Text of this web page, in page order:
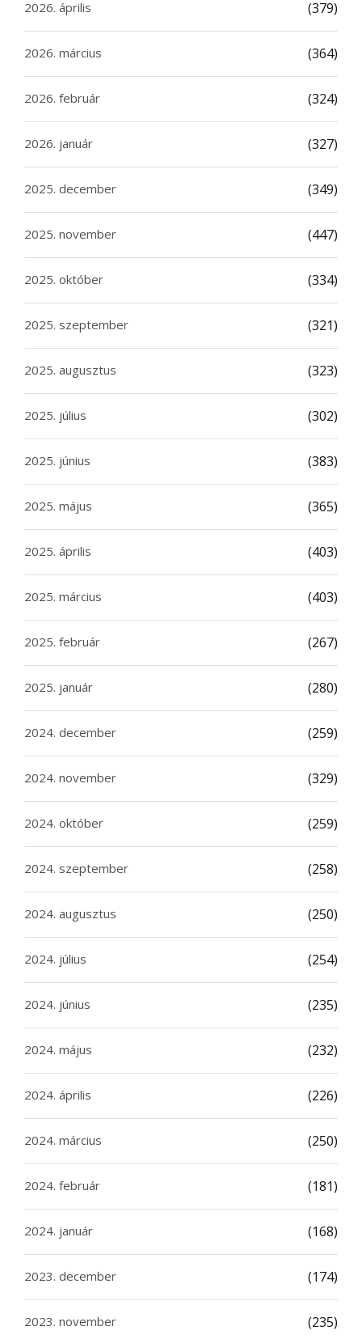
2026. április (379)
2026. március (364)
2026. február (324)
2026. január (327)
2025. december (349)
2025. november (447)
2025. október (334)
2025. szeptember (321)
2025. augusztus (323)
2025. július (302)
2025. június (383)
2025. május (365)
2025. április (403)
2025. március (403)
2025. február (267)
2025. január (280)
2024. december (259)
2024. november (329)
2024. október (259)
2024. szeptember (258)
2024. augusztus (250)
2024. július (254)
2024. június (235)
2024. május (232)
2024. április (226)
2024. március (250)
2024. február (181)
2024. január (168)
2023. december (174)
2023. november (235)